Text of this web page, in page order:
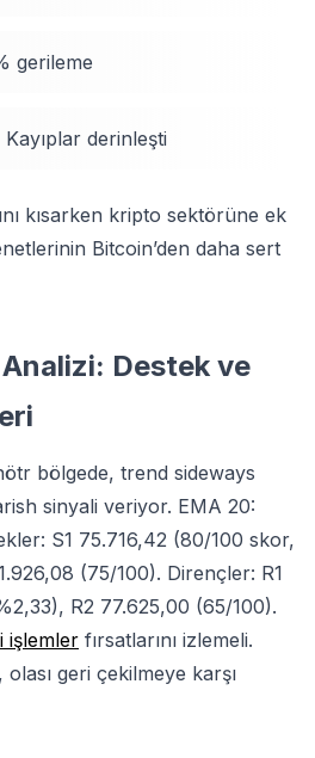
gerileme
derinleşti
kısarken kripto sektörüne ek
Bitcoin’den daha sert
Destek ve
bölgede, trend sideways
sinyali veriyor. EMA 20:
S1 75.716,42 (80/100 skor,
(75/100). Dirençler: R1
R2 77.625,00 (65/100).
işlemler fırsatlarını izlemeli.
geri çekilmeye karşı